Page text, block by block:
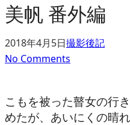
美帆 番外編
2018年4月5日撮影後記
No Comments
こもを被った瞽女の行
めたが、あいにくの晴